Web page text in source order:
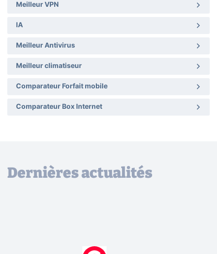
Meilleur VPN
IA
Meilleur Antivirus
Meilleur climatiseur
Comparateur Forfait mobile
Comparateur Box Internet
Dernières actualités